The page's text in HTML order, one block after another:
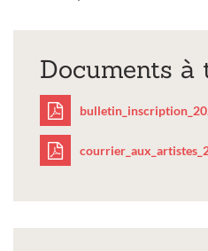
Documents à